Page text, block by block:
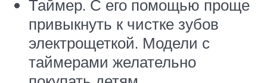
Таймер. С его помощью проще
привыкнуть к чистке зубов
электрощеткой. Модели с
таймерами желательно